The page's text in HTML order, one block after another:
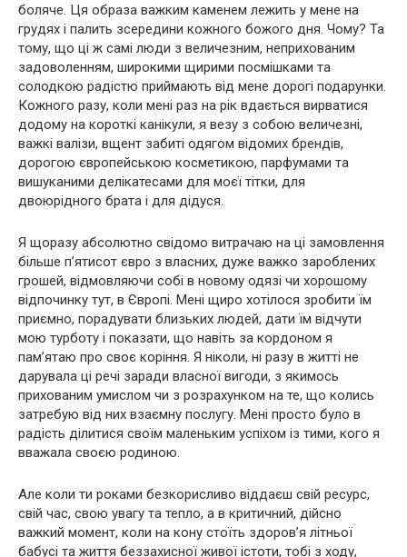
боляче. Ця образа важким каменем лежить у мене на
грудях і палить зсередини кожного божого дня. Чому? Та
тому, що ці ж самі люди з величезним, неприхованим
задоволенням, широкими щирими посмішками та
солодкою радістю приймають від мене дорогі подарунки.
Кожного разу, коли мені раз на рік вдається вирватися
додому на короткі канікули, я везу з собою величезні,
важкі валізи, вщент забиті одягом відомих брендів,
дорогою європейською косметикою, парфумами та
вишуканими делікатесами для моєї тітки, для
двоюрідного брата і для дідуся.
Я щоразу абсолютно свідомо витрачаю на ці замовлення
більше п’ятисот євро з власних, дуже важко зароблених
грошей, відмовляючи собі в новому одязі чи хорошому
відпочинку тут, в Європі. Мені щиро хотілося зробити їм
приємно, порадувати близьких людей, дати їм відчути
мою турботу і показати, що навіть за кордоном я
пам’ятаю про своє коріння. Я ніколи, ні разу в житті не
дарувала ці речі заради власної вигоди, з якимось
прихованим умислом чи з розрахунком на те, що колись
затребую від них взаємну послугу. Мені просто було в
радість ділитися своїм маленьким успіхом із тими, кого я
вважала своєю родиною.
Але коли ти роками безкорисливо віддаєш свій ресурс,
свій час, свою увагу та тепло, а в критичний, дійсно
важкий момент, коли на кону стоїть здоров’я літньої
бабусі та життя беззахисної живої істоти, тобі з ходу,